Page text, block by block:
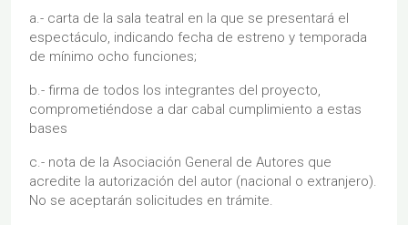
a.- carta de la sala teatral en la que se presentará el
espectáculo, indicando fecha de estreno y temporada
de mínimo ocho funciones;
b.- firma de todos los integrantes del proyecto,
comprometiéndose a dar cabal cumplimiento a estas
bases
c.- nota de la Asociación General de Autores que
acredite la autorización del autor (nacional o extranjero).
No se aceptarán solicitudes en trámite.